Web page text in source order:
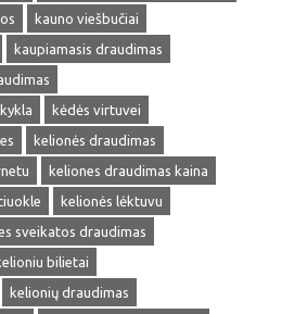
kauno viešbučiai
kaupiamasis draudimas
kėdės virtuvei
kelionės draudimas
keliones draudimas kaina
kelionės lėktuvu
sveikatos draudimas
bilietai
kelionių draudimas